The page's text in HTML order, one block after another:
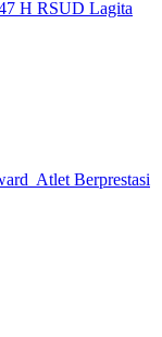
H RSUD Lagita
Atlet Berprestasi